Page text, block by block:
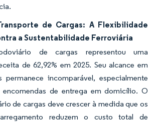
de Cargas: A Flexibilidade
a Sustentabilidade Ferroviária
de cargas representou uma
de 62,92% em 2025. Seu alcance em
permanece incomparável, especialmente
de entrega em domicílio. O
de cargas deve crescer à medida que os
reduzem o custo total de